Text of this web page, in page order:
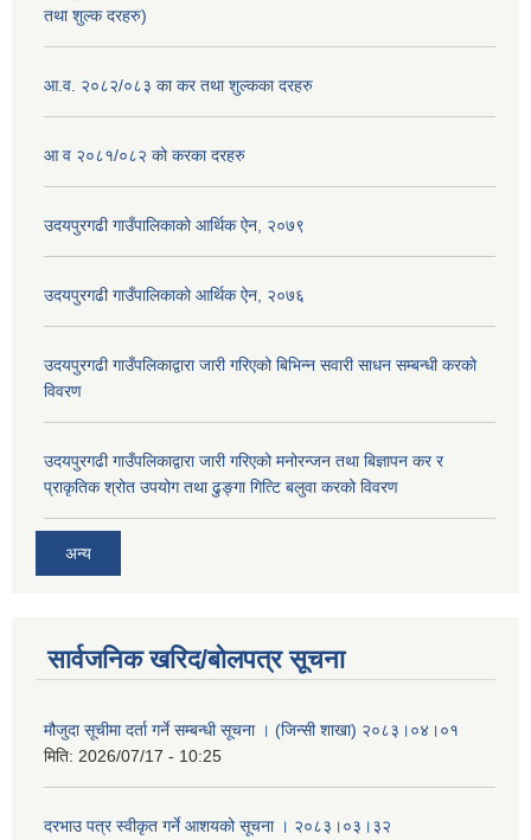
तथा शुल्क दरहरु)
आ.व. २०८२/०८३ का कर तथा शुल्कका दरहरु
आ व २०८१/०८२ को करका दरहरु
उदयपुरगढी गाउँपालिकाको आर्थिक ऐन, २०७९
उदयपुरगढी गाउँपालिकाको आर्थिक ऐन, २०७६
उदयपुरगढी गाउँपलिकाद्वारा जारी गरिएको बिभिन्न सवारी साधन सम्बन्धी करको
विवरण
उदयपुरगढी गाउँपलिकाद्वारा जारी गरिएको मनोरन्जन तथा बिज्ञापन कर र
प्राकृतिक श्रोत उपयोग तथा ढुङ्गा गित्टि बलुवा करको विवरण
अन्य
सार्वजनिक खरिद/बोलपत्र सूचना
मौजुदा सूचीमा दर्ता गर्ने सम्बन्धी सूचना । (जिन्सी शाखा) २०८३।०४।०१
मिति: 2026/07/17 - 10:25
दरभाउ पत्र स्वीकृत गर्ने आशयको सूचना । २०८३।०३।३२